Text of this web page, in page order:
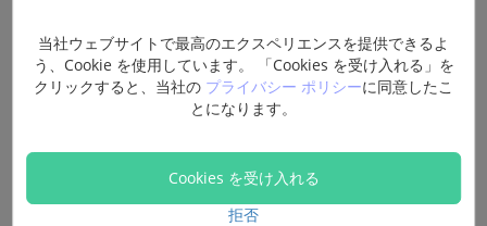
ステップ5. これで「新しいシンプル ボリューム ウイザ
ード」画面が表示されます。
新しいシンプルボリュームの設定手順：
当社ウェブサイトで最高のエクスペリエンスを提供できるよ
う、Cookie を使用しています。 「Cookies を受け入れる」を
クリックすると、当社の プライバシー ポリシーに同意したこ
とになります。
Cookies を受け入れる
拒否